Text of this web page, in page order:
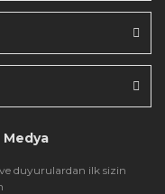
Medya
duyurulardan ilk sizin